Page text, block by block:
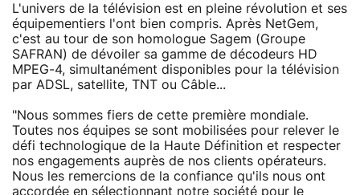
L'univers de la télévision est en pleine révolution et ses
équipementiers l'ont bien compris. Après NetGem,
c'est au tour de son homologue Sagem (Groupe
SAFRAN) de dévoiler sa gamme de décodeurs HD
MPEG-4, simultanément disponibles pour la télévision
par ADSL, satellite, TNT ou Câble...
"Nous sommes fiers de cette première mondiale.
Toutes nos équipes se sont mobilisées pour relever le
défi technologique de la Haute Définition et respecter
nos engagements auprès de nos clients opérateurs.
Nous les remercions de la confiance qu'ils nous ont
accordée en sélectionnant notre société pour le